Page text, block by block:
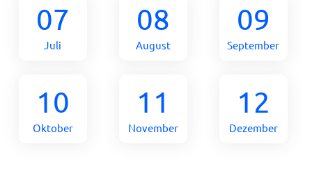
07
Juli
08
August
09
September
10
Oktober
11
November
12
Dezember